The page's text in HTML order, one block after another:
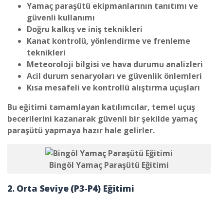
Yamaç paraşütü ekipmanlarının tanıtımı ve
güvenli kullanımı
Doğru kalkış ve iniş teknikleri
Kanat kontrolü, yönlendirme ve frenleme
teknikleri
Meteoroloji bilgisi ve hava durumu analizleri
Acil durum senaryoları ve güvenlik önlemleri
Kısa mesafeli ve kontrollü alıştırma uçuşları
Bu eğitimi tamamlayan katılımcılar, temel uçuş
becerilerini kazanarak güvenli bir şekilde yamaç
paraşütü yapmaya hazır hale gelirler.
Bingöl Yamaç Paraşütü Eğitimi
2. Orta Seviye (P3-P4) Eğitimi